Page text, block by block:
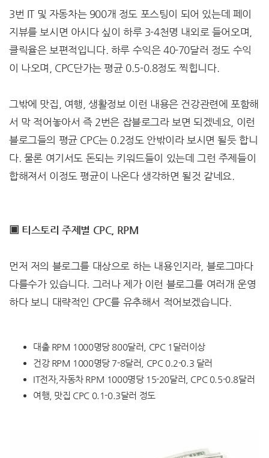
3번 IT 및 자동차는 900개 정도 포스팅이 되어 있는데 페이
지뷰를 보시면 아시다 싶이 하루 3-4천명 내외로 들어오며,
클릭율은 보편적입니다. 하루 수익은 40-70달러 정도 수익
이 나오며, CPC단가는 평균 0.5-0.8정도 찍힙니다.
그밖에 맛집, 여행, 생활정보 이런 내용은 건강관련에 포함해
서 막 적어놓아서 즉 2번은 잡블로그라 보면 되겠네요, 이런
블로그들의 평균 CPC는 0.2정도 안밖이라 보시면 될듯 합니
다. 물론 여기서도 돈되는 키워드들이 있는데 그런 주제들이
합해져서 이정도 평균이 나온다 생각하면 될것 같네요.
▣ 티스토리 주제별 CPC, RPM
먼저 저의 블로그를 대상으로 하는 내용인지라, 블로그마다
다를수가 있습니다. 그러나 제가 이런 블로그를 여러개 운영
하다 보니 대략적인 CPC를 유추해서 적어보겠습니다.
대출 RPM 1000명당 800달러, CPC 1달러이상
건강 RPM 1000명당 7-8달러, CPC 0.2-0.3 달러
IT전자,자동차 RPM 1000명당 15-20달러, CPC 0.5-0.8달러
여행, 맛집 CPC 0.1-0.3달러 정도